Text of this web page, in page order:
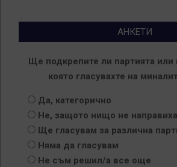
АНКЕТИ
Ще подкрепите ли партията или
която гласувахте на
Да, категорично
Не, защото нищо не направиха
Ще гласувам за различна
Няма да гласувам
Не съм решил/а все още